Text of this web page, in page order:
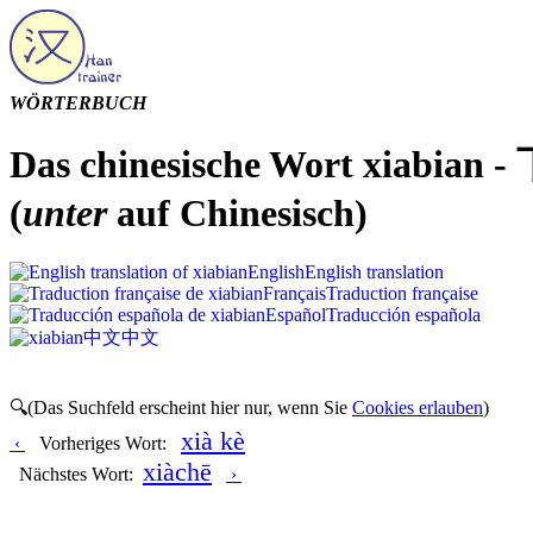
WÖRTERBUCH
Das chinesische Wort xiabian -
(unterauf Chinesisch)
EnglishEnglish translation
FrançaisTraduction française
EspañolTraducción española
中文中文
🔍(Das Suchfeld erscheint hier nur, wenn Sie Cookies erlauben)
‹
Vorheriges Wort: xià kè
Nächstes Wort: xiàchē ›